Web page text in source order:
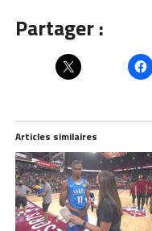
Partager :
Articles similaires